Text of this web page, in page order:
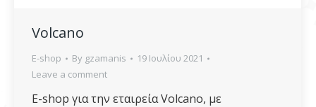
Volcano
E-shop By gzamanis
19 Ιουλίου 2021
Leave a comment
E-shop για την εταιρεία Volcano, με